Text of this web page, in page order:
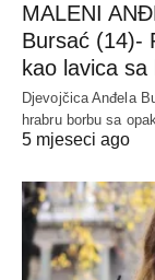
MALENI
Bursać (14)-
kao lavica
Djevojčica Anđela
hrabru borbu sa
5 mjeseci ago